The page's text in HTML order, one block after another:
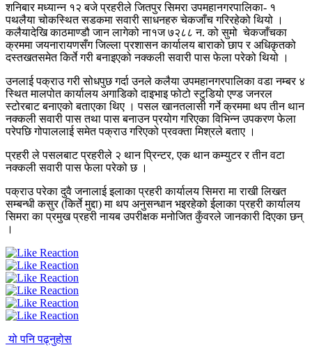
शनिबार मध्यान्न १२ बजे प्रहरीले जितपुर सिमरा उपमहानगरपालिका- १
पथलैया चोकस्थित सडकमा सवारी साधनहरु चेकजाँच गरिरहेको थियो ।
कलैयादेखि काठमाण्डौ जान लागेको ना१ज ७२८८ न. को सुमो चेकजाँचका
क्रममा जयनारायणसँग जिल्ला प्रशासन कार्यालय बाराको छाप र अधिकृतको
दस्तखतसमेत किर्ते गरी बनाइएको नक्कली सवारी पास फेला परेको थियो ।
उनलाई पक्राउ गरी सोधपुछ गर्दा उनले कलैया उपमहानगरपालिका वडा नम्बर ४
स्थित मालपोत कार्यालय अगाडिको दाइभाइ फोटो स्टुडियो एण्ड जनरल
स्टोरबाट बनाएको बताएका थिए । पसल खानतलासी गर्ने क्रममा थप तीन थान
नक्कली सवारी पास तथा पास बनाउन प्रयोग गरिएका विभिन्न उपकरण फेला
परेपछि गोपाललाई समेत पक्राउ गरिएको प्रवक्ता मिश्रले बताए ।
प्रहरी ले पसलबाट प्रहरीले २ थान पि्रन्टर, एक थान कम्युटर र तीन वटा
नक्कली सवारी पास फेला परेको छ ।
पक्राउ परेका दुवै जनालाई इलाका प्रहरी कार्यालय सिमरा मा राखी लिखत
सम्बन्धी कसुर (किर्ते मुद्दा) मा थप अनुसन्धान भइरहेको ईलाका प्रहरी कार्यालय
सिमरा का प्रमुख प्रहरी नायब उपरीक्षक मनोजित कुँवरले जानकारी दिएका छन्
।
यो पनि पढ्नुहोस